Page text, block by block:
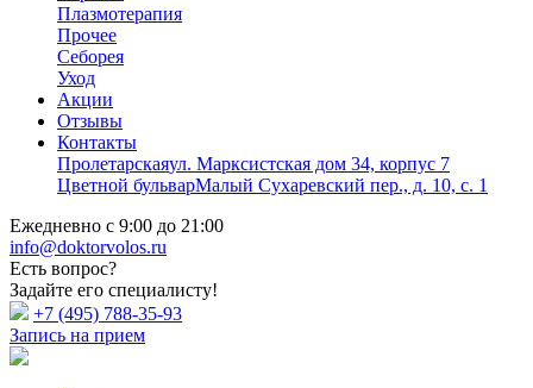
Плазмотерапия
Прочее
Себорея
Уход
Акции
Отзывы
Контакты
Пролетарскаяул. Марксистская дом 34, корпус 7
Цветной бульварМалый Сухаревский пер., д. 10, с. 1
Ежедневно с 9:00 до 21:00
info@doktorvolos.ru
Есть вопрос?
Задайте его специалисту!
+7 (495) 788-35-93
Запись на прием